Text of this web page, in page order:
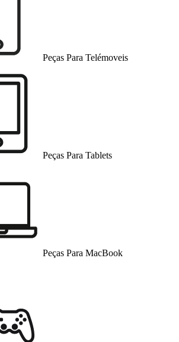
Peças Para Telémoveis
Peças Para Tablets
Peças Para MacBook